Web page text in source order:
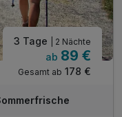
3 Tage | 2 Nächte
ab 89 €
Gesamt ab 178 €